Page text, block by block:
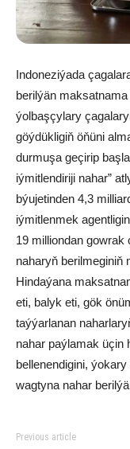
Indoneziýada
berilýän
ýolbaşçylary
göýdükligiň öňüni
durmuşa geçirip
iýmitlendiriji nahar”
býujetinden 4,3
iýmitlenmek
19 milliondan gowrak
naharyň berilmeginiň
Hindaýana
eti, balyk eti, gök
taýýarlanan
nahar paýlamak üçin
bellenendigini,
wagtyna nahar
Previous article